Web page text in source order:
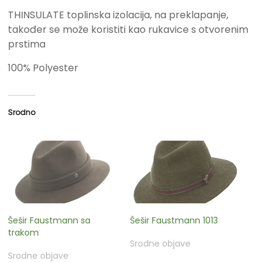
THINSULATE toplinska izolacija, na preklapanje,
također se može koristiti kao rukavice s otvorenim
prstima
100% Polyester
Srodno
Šešir Faustmann sa
trakom
Srodne objave
Šešir Faustmann 1013
Srodne objave